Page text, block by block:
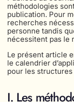
méthodologies
publication. Pour
recherches
personne tandis
nécessitent pas le
Le présent article
le calendrier
pour les
I. Les